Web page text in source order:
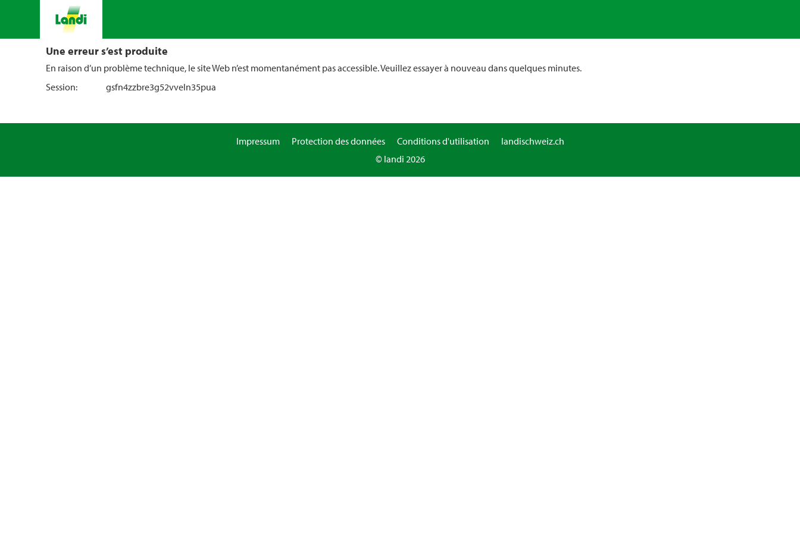
Une erreur s’est produite
En raison d’un problème technique, le site Web n’est momentanément pas accessible. Veuillez essayer à nouveau dans quelques minutes.
Session:
gsfn4zzbre3g52vveln35pua
Impressum Protection des données Conditions d'utilisation
landischweiz.ch
© landi 2026